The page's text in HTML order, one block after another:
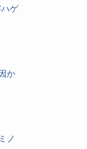
ゲ
か
ノ